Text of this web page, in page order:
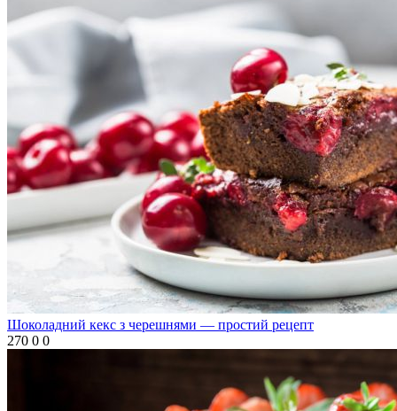
Шоколадний кекс з черешнями — простий рецепт
270 0 0